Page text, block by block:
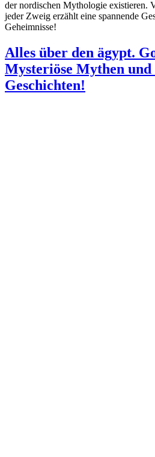
der nordischen Mythologie existieren.
jeder Zweig erzählt eine spannende
Geheimnisse!
Alles über den ägypt.
Mysteriöse Mythen und
Geschichten!